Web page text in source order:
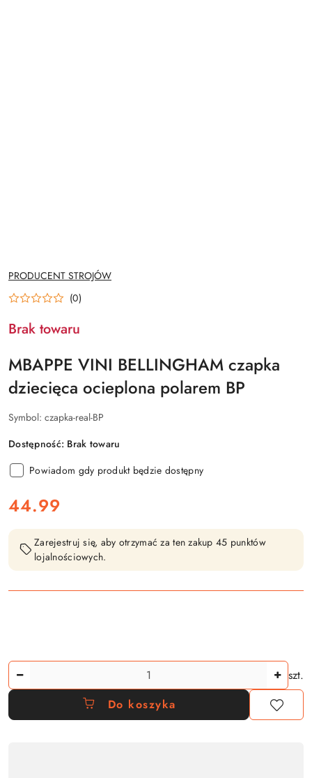
NAZWA
PRODUCENTA:
PRODUCENT STROJÓW
(0)
Brak towaru
MBAPPE VINI BELLINGHAM czapka
dziecięca ocieplona polarem BP
Symbol: czapka-real-BP
Dostępność: Brak towaru
Powiadom gdy produkt będzie dostępny
cena:
44.99
Zarejestruj się, aby otrzymać za ten zakup 45 punktów
lojalnościowych.
Ilość
szt.
Do koszyka